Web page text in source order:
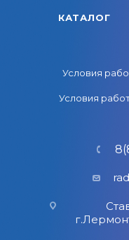
КАТАЛОГ
Условия
Условия